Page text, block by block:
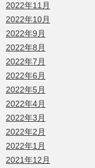
2022年11月
2022年10月
2022年9月
2022年8月
2022年7月
2022年6月
2022年5月
2022年4月
2022年3月
2022年2月
2022年1月
2021年12月